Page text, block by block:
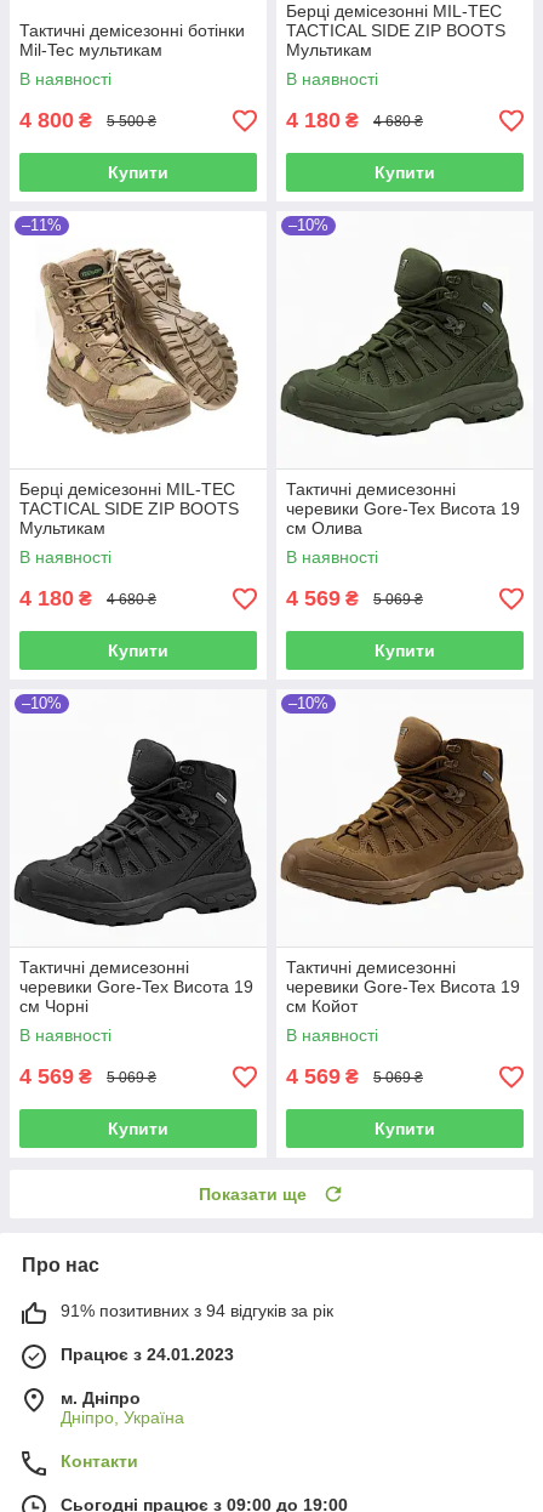
Тактичні демісезонні ботінки
Mil-Tec мультикам
В наявності
4 800 ₴ 5 500 ₴
Купити
Берці демісезонні MIL-TEC
TACTICAL SIDE ZIP BOOTS
Мультикам
В наявності
4 180 ₴ 4 680 ₴
Купити
–11%
Берці демісезонні MIL-TEC
TACTICAL SIDE ZIP BOOTS
Мультикам
В наявності
4 180 ₴ 4 680 ₴
Купити
–10%
Тактичні демисезонні
черевики Gore-Tex Висота 19
см Олива
В наявності
4 569 ₴ 5 069 ₴
Купити
–10%
Тактичні демисезонні
черевики Gore-Tex Висота 19
см Чорні
В наявності
4 569 ₴ 5 069 ₴
Купити
–10%
Тактичні демисезонні
черевики Gore-Tex Висота 19
см Койот
В наявності
4 569 ₴ 5 069 ₴
Купити
Показати ще
Про нас
91% позитивних з 94 відгуків за рік
Працює з 24.01.2023
м. Дніпро
Дніпро, Україна
Контакти
Сьогодні працює з 09:00 до 19:00